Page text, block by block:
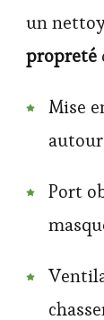
un
propreté
Mise
Port